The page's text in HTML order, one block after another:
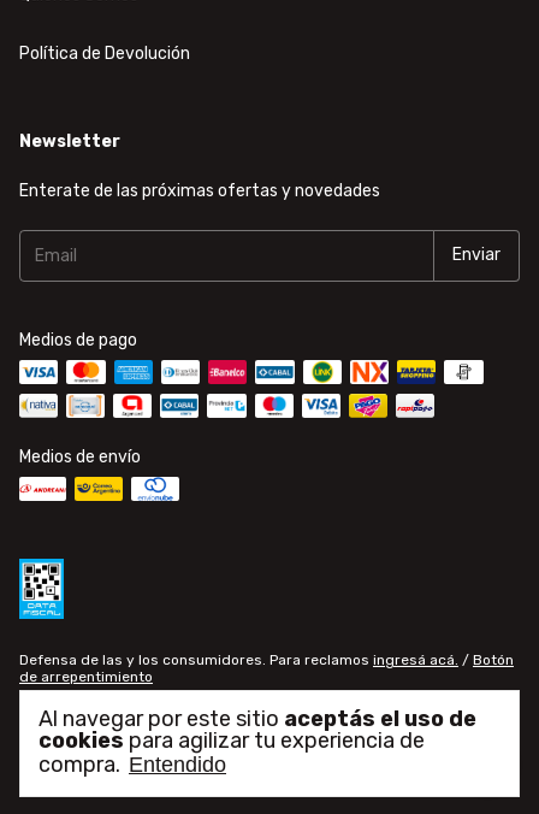
Al navegar por este sitio aceptás el uso de
cookies para agilizar tu experiencia de
compra. Entendido
Política de Devolución
Newsletter
Enterate de las próximas ofertas y novedades
Medios de pago
Medios de envío
Defensa de las y los consumidores. Para reclamos ingresá acá. / Botón
de arrepentimiento
Copyright Gomería Central - 30709771082 - 2026. Todos los derechos
reservados.